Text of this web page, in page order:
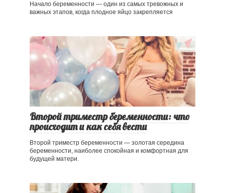
Начало беременности — один из самых тревожных и
важных этапов, когда плодное яйцо закрепляется
Второй триместр беременности: что
происходит и как себя вести
Второй триместр беременности — золотая середина
беременности, наиболее спокойная и комфортная для
будущей матери.